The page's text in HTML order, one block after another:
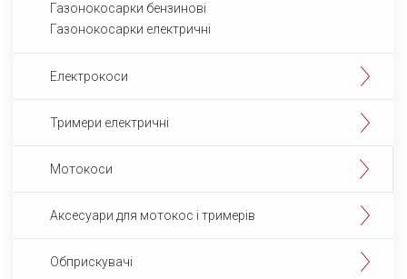
Газонокосарки бензинові
Газонокосарки електричні
Eлектрокоси
Тримери електричні
Мотокоси
Аксесуари для мотокос і тримерів
Обприскувачі